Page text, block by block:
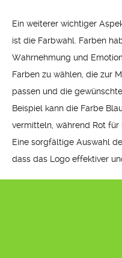
Ein weiterer wichtiger
ist die Farbwahl. Farben
Wahrnehmung und
Farben zu wählen, die zur
passen und die
Beispiel kann die Farbe
vermitteln, während Rot für
Eine sorgfältige Auswahl
dass das Logo effektiver